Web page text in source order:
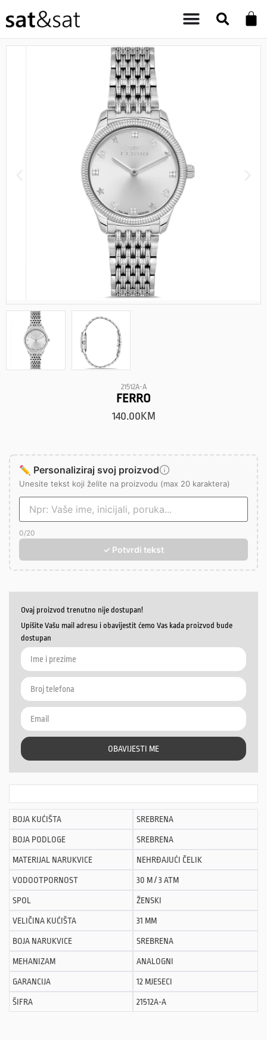
21512A-A
FERRO
140.00KM
✏️ Personaliziraj svoj proizvod
Unesite tekst koji želite na proizvodu (max 20 karaktera)
0/20
✓ Potvrdi tekst
Ovaj proizvod trenutno nije dostupan!
Upišite Vašu mail adresu i obavijestit ćemo Vas kada proizvod bude
dostupan
OBAVIJESTI ME
BOJA KUĆIŠTA SREBRENA
BOJA PODLOGE SREBRENA
MATERIJAL NARUKVICE NEHRĐAJUĆI ČELIK
VODOOTPORNOST 30 M / 3 ATM
SPOL ŽENSKI
VELIČINA KUĆIŠTA 31 MM
BOJA NARUKVICE SREBRENA
MEHANIZAM ANALOGNI
GARANCIJA 12 MJESECI
ŠIFRA 21512A-A